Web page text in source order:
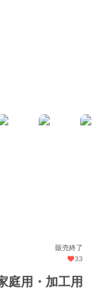
販売終了
33
庭用・加工用